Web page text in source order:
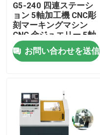
製品
G5-240 四連ステーシ
ョン 5軸加工機 CNC彫
刻マーキングマシン
CNC 金ジュエリー 5軸
CNC 歯科用ミリングマ
シン 販売用
お問い合わせを送信